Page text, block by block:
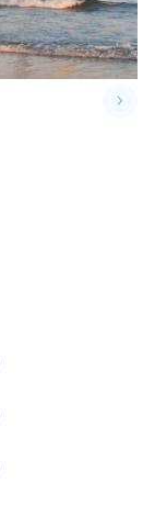
keyboard_arrow_right